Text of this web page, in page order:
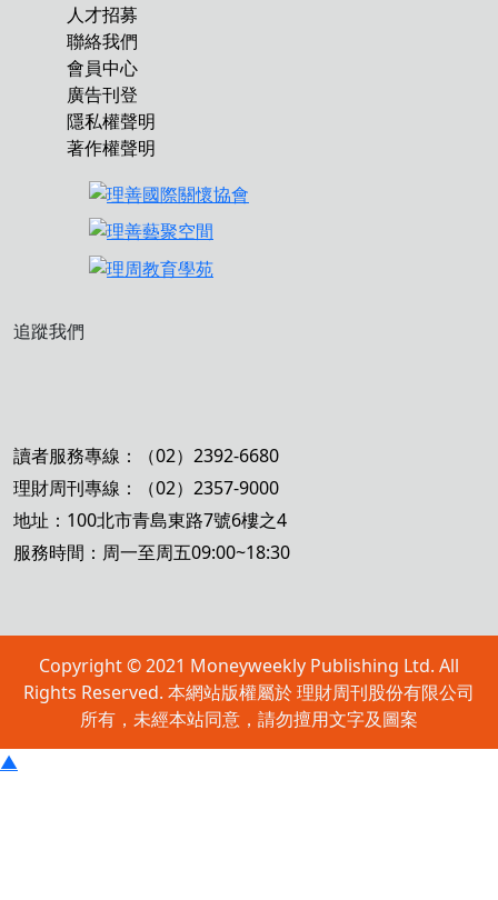
人才招募
聯絡我們
會員中心
廣告刊登
隱私權聲明
著作權聲明
追蹤我們
讀者服務專線：（02）2392-6680
理財周刊專線：（02）2357-9000
地址：100北市青島東路7號6樓之4
服務時間：周一至周五09:00~18:30
Copyright © 2021 Moneyweekly Publishing Ltd. All
Rights Reserved. 本網站版權屬於 理財周刊股份有限公司
所有，未經本站同意，請勿擅用文字及圖案
▲